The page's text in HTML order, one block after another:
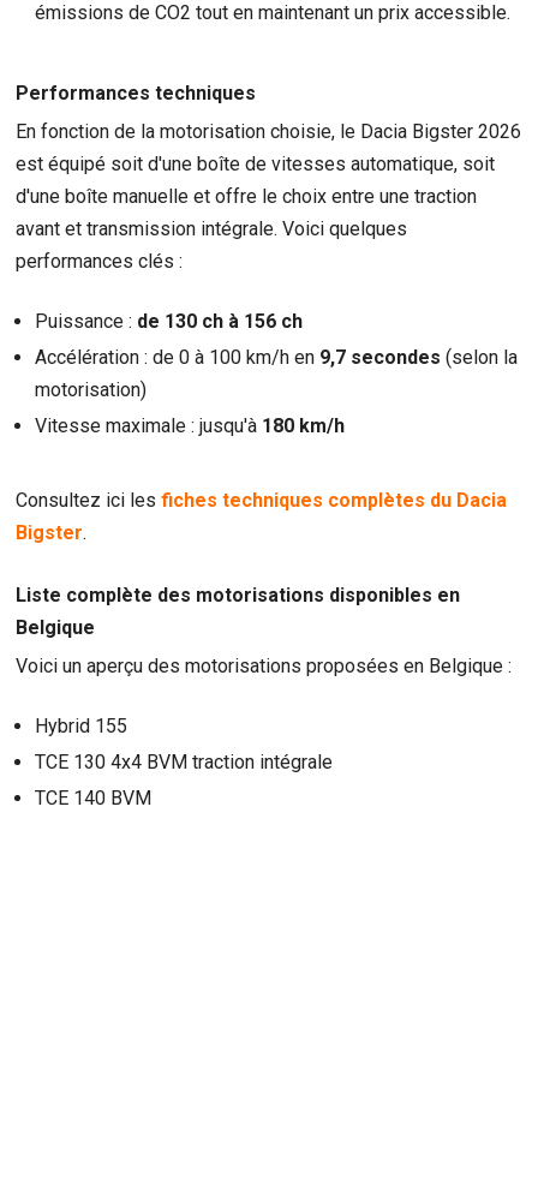
émissions de CO2 tout en maintenant un prix accessible.
Performances techniques
En fonction de la motorisation choisie, le Dacia Bigster 2026
est équipé soit d'une boîte de vitesses automatique, soit
d'une boîte manuelle et offre le choix entre une traction
avant et transmission intégrale. Voici quelques
performances clés :
Puissance : de 130 ch à 156 ch
Accélération : de 0 à 100 km/h en 9,7 secondes (selon la
motorisation)
Vitesse maximale : jusqu'à 180 km/h
Consultez ici lesfiches techniques complètes du Dacia
Bigster.
Liste complète des motorisations disponibles en
Belgique
Voici un aperçu des motorisations proposées en Belgique :
Hybrid 155
TCE 130 4x4 BVM traction intégrale
TCE 140 BVM